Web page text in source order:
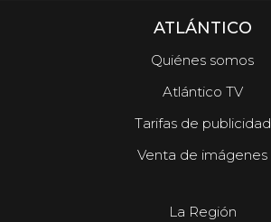
ATLÁNTICO
Quiénes somos
Atlántico TV
Tarifas de publicidad
Venta de imágenes
La Región